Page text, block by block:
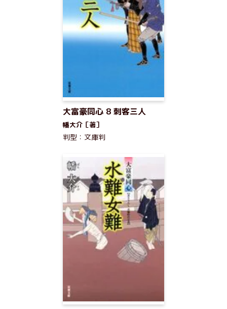
大富豪同心 8 刺客三人
幡大介［著］
判型：文庫判